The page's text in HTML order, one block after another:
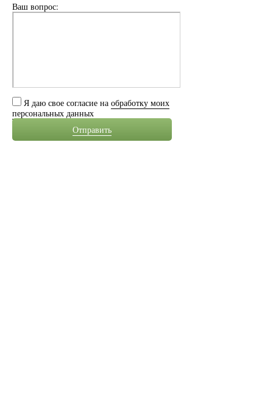
Ваш вопрос:
Я даю свое согласие на обработку моих
персональных данных
Отправить